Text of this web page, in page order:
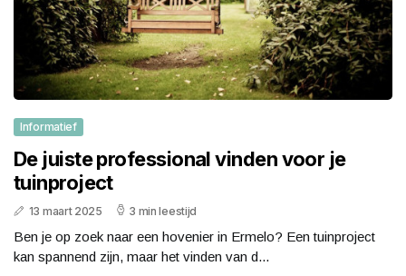
Informatief
De juiste professional vinden voor je
tuinproject
13 maart 2025 3 min leestijd
Ben je op zoek naar een hovenier in Ermelo? Een tuinproject
kan spannend zijn, maar het vinden van d...